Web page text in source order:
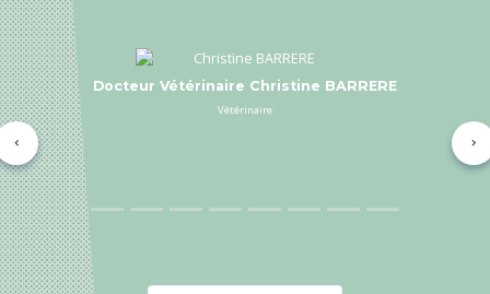
Docteur Vétérinaire Clémentine BONNEAULT
vétérinaire
Précédent